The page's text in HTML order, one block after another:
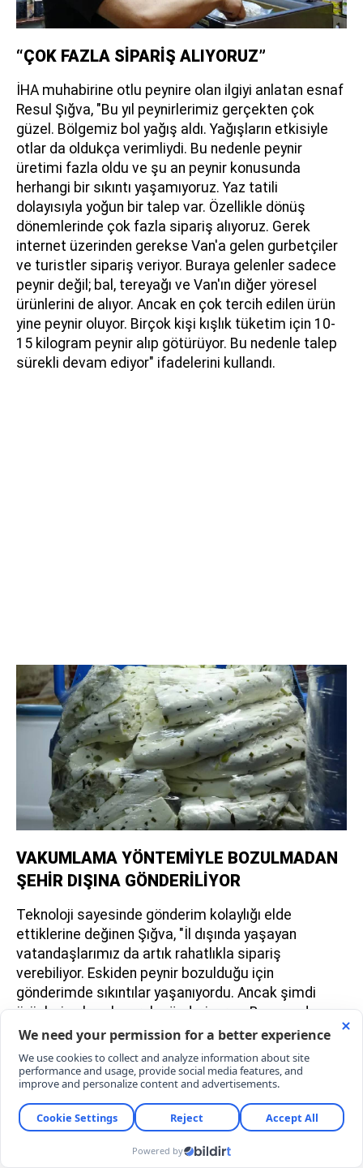
“ÇOK FAZLA SİPARİŞ ALIYORUZ”
İHA muhabirine otlu peynire olan ilgiyi anlatan esnaf
Resul Şığva, "Bu yıl peynirlerimiz gerçekten çok
güzel. Bölgemiz bol yağış aldı. Yağışların etkisiyle
otlar da oldukça verimliydi. Bu nedenle peynir
üretimi fazla oldu ve şu an peynir konusunda
herhangi bir sıkıntı yaşamıyoruz. Yaz tatili
dolayısıyla yoğun bir talep var. Özellikle dönüş
dönemlerinde çok fazla sipariş alıyoruz. Gerek
internet üzerinden gerekse Van'a gelen gurbetçiler
ve turistler sipariş veriyor. Buraya gelenler sadece
peynir değil; bal, tereyağı ve Van'ın diğer yöresel
ürünlerini de alıyor. Ancak en çok tercih edilen ürün
yine peynir oluyor. Birçok kişi kışlık tüketim için 10-
15 kilogram peynir alıp götürüyor. Bu nedenle talep
sürekli devam ediyor" ifadelerini kullandı.
VAKUMLAMA YÖNTEMİYLE BOZULMADAN
ŞEHİR DIŞINA GÖNDERİLİYOR
Teknoloji sayesinde gönderim kolaylığı elde
ettiklerine değinen Şığva, "İl dışında yaşayan
vatandaşlarımız da artık rahatlıkla sipariş
verebiliyor. Eskiden peynir bozulduğu için
gönderimde sıkıntılar yaşanıyordu. Ancak şimdi
ürünleri vakumlayarak gönderiyoruz. Bu sayede
Van'dan Türkiye'nin birçok noktasındaki
müşterilerimize ulaşıyoruz. Van'a gelenler peynirin
tadına bakıp beğendikten sonra satın alıyor. Van'a
gelemeyenler ise sipariş veriyor. Bu yıl ilgi geçen
yıllara göre daha fazla. Özellikle peynirdeki tuz
oranının düşürülmesi de talebin artmasına katkı